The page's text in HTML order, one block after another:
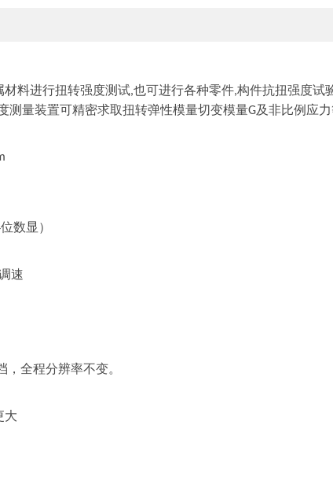
料进行扭转强度测试,也可进行各种零件,构件抗扭强度试
测量装置可精密求取扭转弹性模量切变模量G及非比例应
位数显）
速
，全程分辨率不变。
大